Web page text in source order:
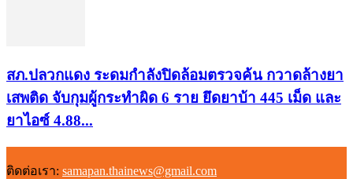
สภ.ปลวกแดง ระดมกำลังปิดล้อมตรวจค้น กวาดล้างยา
เสพติด จับกุมผู้กระทำผิด 6 ราย ยึดยาบ้า 445 เม็ด และ
ยาไอซ์ 4.88...
ติดต่อเรา: samapan.thainews@gmail.com